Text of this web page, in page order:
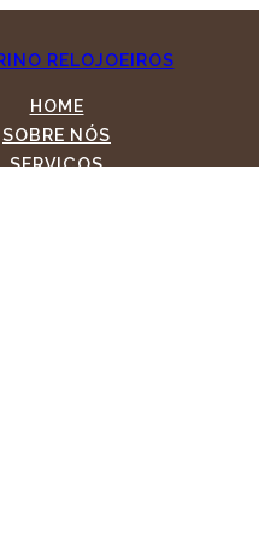
HOME
SOBRE NÓS
SERVIÇOS